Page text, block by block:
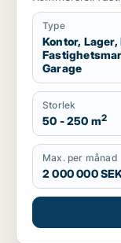
Type
Kontor,
Garage
Storlek
50 - 250 m2
Max. per månad
2 000 000